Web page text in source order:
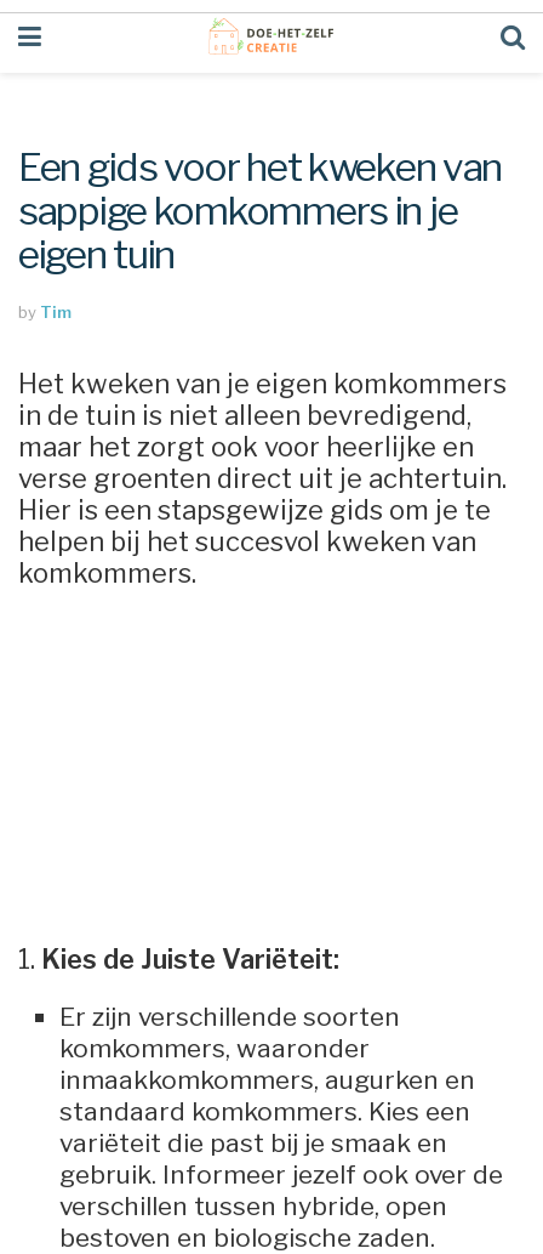
Een gids voor het kweken van
sappige komkommers in je
eigen tuin
by Tim
Het kweken van je eigen komkommers
in de tuin is niet alleen bevredigend,
maar het zorgt ook voor heerlijke en
verse groenten direct uit je achtertuin.
Hier is een stapsgewijze gids om je te
helpen bij het succesvol kweken van
komkommers.
1. Kies de Juiste Variëteit:
Er zijn verschillende soorten
komkommers, waaronder
inmaakkomkommers, augurken en
standaard komkommers. Kies een
variëteit die past bij je smaak en
gebruik. Informeer jezelf ook over de
verschillen tussen hybride, open
bestoven en biologische zaden.